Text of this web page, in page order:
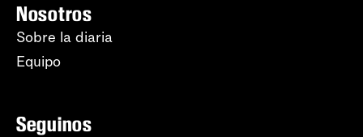
Nosotros
Sobre la diaria
Equipo
Seguinos